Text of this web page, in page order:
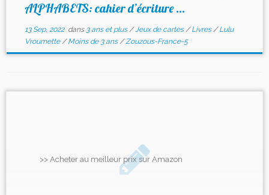
ALPHABETS: cahier d’écriture ...
13 Sep, 2022dans 3 ans et plus/Jeux de cartes/Livres/Lulu
Vroumette/Moins de 3 ans/Zouzous-France-5
>> Acheter au meilleur prix sur Amazon